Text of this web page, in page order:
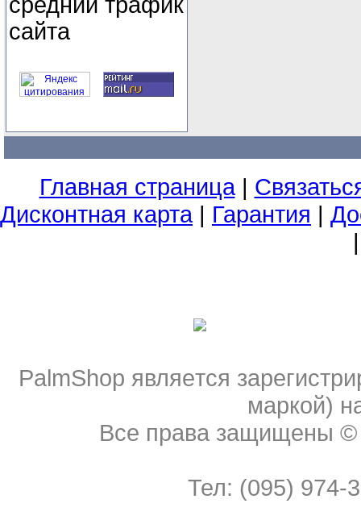
сайта
Главная страница|
Дисконтная карта| Гарантия |
PalmShop являeтся
мaркой)
Все права защищены
Тел: (095) 974-